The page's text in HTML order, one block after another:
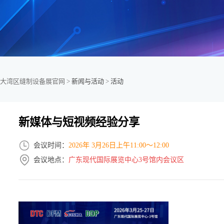
大湾区缝制设备展官网 > 新闻与活动 > 活动
新媒体与短视频经验分享
会议时间： 2026年 3月26日上午11:00～12:00
会议地点： 广东现代国际展览中心3号馆内会议区